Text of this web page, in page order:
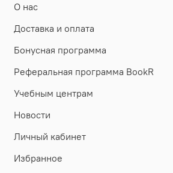
О нас
Доставка и оплата
Бонусная программа
Реферальная программа BookR
Учебным центрам
Новости
Личный кабинет
Избранное